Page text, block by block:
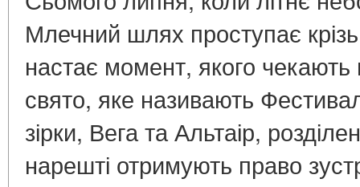
Млечний шлях проступає
настає момент, якого
свято, яке називають
зірки, Вега та Альтаір,
нарешті отримують право